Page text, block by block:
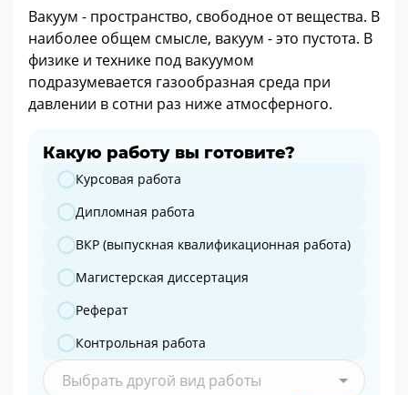
Вакуум - пространство, свободное от вещества. В
наиболее общем смысле, вакуум - это пустота. В
физике и технике под вакуумом
подразумевается газообразная среда при
давлении в сотни раз ниже атмосферного.
Какую работу вы готовите?
Какую работу вы готовите?
Курсовая работа
Дипломная работа
ВКР (выпускная квалификационная работа)
Магистерская диссертация
Реферат
Контрольная работа
Выбрать другой вид работы